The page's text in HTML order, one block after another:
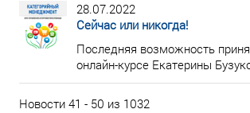
28.07.2022
Сейчас или никогда!
Последняя возможность
онлайн-курсе Екатерины
Новости 41 - 50 из 1032